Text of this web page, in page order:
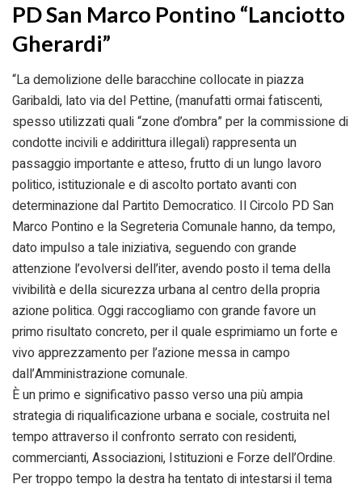
PD San Marco Pontino “Lanciotto
Gherardi”
“La demolizione delle baracchine collocate in piazza
Garibaldi, lato via del Pettine, (manufatti ormai fatiscenti,
spesso utilizzati quali “zone d’ombra” per la commissione di
condotte incivili e addirittura illegali) rappresenta un
passaggio importante e atteso, frutto di un lungo lavoro
politico, istituzionale e di ascolto portato avanti con
determinazione dal Partito Democratico. Il Circolo PD San
Marco Pontino e la Segreteria Comunale hanno, da tempo,
dato impulso a tale iniziativa, seguendo con grande
attenzione l’evolversi dell’iter, avendo posto il tema della
vivibilità e della sicurezza urbana al centro della propria
azione politica. Oggi raccogliamo con grande favore un
primo risultato concreto, per il quale esprimiamo un forte e
vivo apprezzamento per l’azione messa in campo
dall’Amministrazione comunale.
È un primo e significativo passo verso una più ampia
strategia di riqualificazione urbana e sociale, costruita nel
tempo attraverso il confronto serrato con residenti,
commercianti, Associazioni, Istituzioni e Forze dell’Ordine.
Per troppo tempo la destra ha tentato di intestarsi il tema